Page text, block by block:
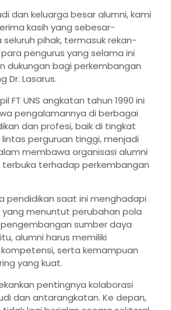
dan keluarga besar alumni, kami
kasih yang sebesar-
pihak, termasuk rekan-
pengurus yang selama ini
dukungan bagi perkembangan
Dr. Lasarus.
FT UNS angkatan tahun 1990 ini
pengalamannya di berbagai
dan profesi, baik di tingkat
perguruan tinggi, menjadi
membawa organisasi alumni
terhadap perkembangan
pendidikan saat ini menghadapi
menuntut perubahan pola
sumber daya
alumni harus memiliki
serta kemampuan
yang kuat.
pentingnya kolaborasi
dan antarangkatan. Ke depan,